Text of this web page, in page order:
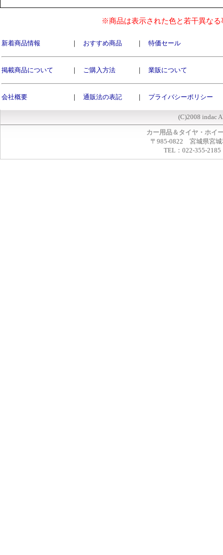
※商品は表示された色と若干異な
新着商品情報 ｜ おすすめ商品 ｜ 特価セール
掲載商品について ｜ ご購入方法 ｜ 業販について
会社概要 ｜ 通販法の表記 ｜ プライバシーポリシー
(C)2008 indac
カー用品＆タイヤ・ホイ
〒985-0822 宮城県宮城
TEL：022-355-